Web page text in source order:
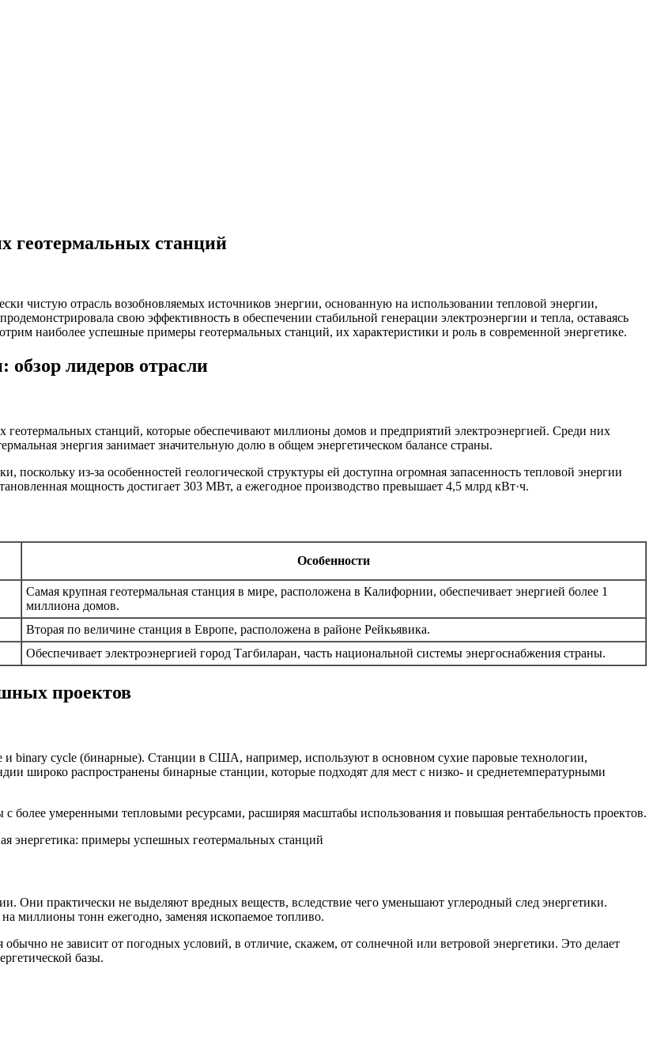
геотермальных станций
чистую отрасль возобновляемых источников энергии, основанную на использовании тепловой энергии,
свою эффективность в обеспечении стабильной генерации электроэнергии и тепла, оставаясь
наиболее успешные примеры геотермальных станций, их характеристики и роль в современной энергетике.
лидеров отрасли
станций, которые обеспечивают миллионы домов и предприятий электроэнергией. Среди них
энергия занимает значительную долю в общем энергетическом балансе страны.
из-за особенностей геологической структуры ей доступна огромная запасенность тепловой энергии
мощность достигает 303 МВт, а ежегодное производство превышает 4,5 млрд кВт·ч.
Особенности
Самая крупная геотермальная станция в мире, расположена в Калифорнии, обеспечивает энергией более 1
миллиона домов.
Вторая по величине станция в Европе, расположена в районе Рейкьявика.
Обеспечивает электроэнергией город Тагбиларан, часть национальной системы энергоснабжения страны.
проектов
и binary cycle (бинарные). Станции в США, например, используют в основном сухие паровые технологии,
широко распространены бинарные станции, которые подходят для мест с низко- и среднетемпературными
более умеренными тепловыми ресурсами, расширяя масштабы использования и повышая рентабельность проектов.
Они практически не выделяют вредных веществ, вследствие чего уменьшают углеродный след энергетики.
миллионы тонн ежегодно, заменяя ископаемое топливо.
обычно не зависит от погодных условий, в отличие, скажем, от солнечной или ветровой энергетики. Это делает
базы.